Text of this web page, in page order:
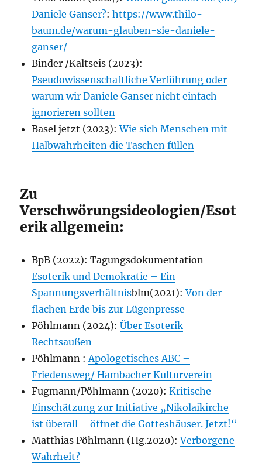
Daniele Ganser?:https://www.thilo-
baum.de/warum-glauben-sie-daniele-
ganser/
Binder /Kaltseis (2023):
Pseudowissenschaftliche Verführung oder
warum wir Daniele Ganser nicht einfach
ignorieren sollten
Basel jetzt (2023):Wie sich Menschen mit
Halbwahrheiten die Taschen füllen
Zu
Verschwörungsideologien/Esot
erik allgemein:
BpB (2022): Tagungsdokumentation
Esoterik und Demokratie – Ein
Spannungsverhältnisblm(2021):Von der
flachen Erde bis zur Lügenpresse
Pöhlmann (2024):Über Esoterik
Rechtsaußen
Pöhlmann : Apologetisches ABC –
Friedensweg/ Hambacher Kulturverein
Fugmann/Pöhlmann (2020):Kritische
Einschätzung zur Initiative „Nikolaikirche
ist überall – öffnet die Gotteshäuser. Jetzt!“
Matthias Pöhlmann (Hg.2020):Verborgene
Wahrheit?